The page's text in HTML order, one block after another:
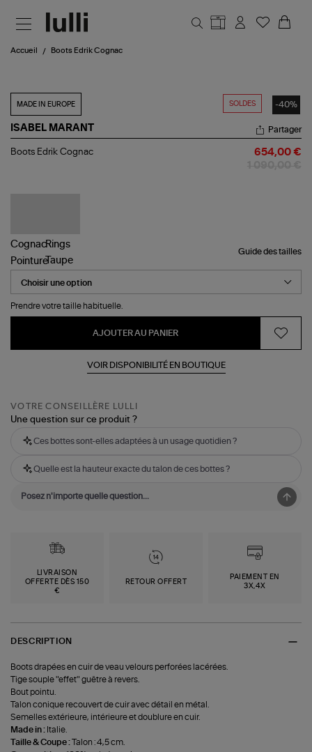
Accueil Boots Edrik Cognac
SOLDES -40%
MADE IN EUROPE
ISABEL MARANT
Boots
Partager
Boots Edrik Cognac 654,00 €
Guide des tailles
Pointure
Prendre votre taille habituelle.
AJOUTER AU PANIER
VOIR DISPONIBILITÉ EN BOUTIQUE
VOTRE CONSEILLÈRE LULLI
Une question sur ce produit ?
Ces bottes sont-elles adaptées à un usage quotidien ?
Quelle est la hauteur exacte du talon de ces bottes ?
LIVRAISON
OFFERTE DÈS 150
€
RETOUR OFFERT
PAIEMENT EN
3X,4X
DESCRIPTION
Boots drapées en cuir de veau velours perforées lacérées.
Tige souple "effet" guêtre à revers.
Bout pointu.
Talon conique recouvert de cuir avec détail en métal.
Semelles extérieure, intérieure et doublure en cuir.
Made in : Italie.
Taille & Coupe :
Talon : 4,5 cm.